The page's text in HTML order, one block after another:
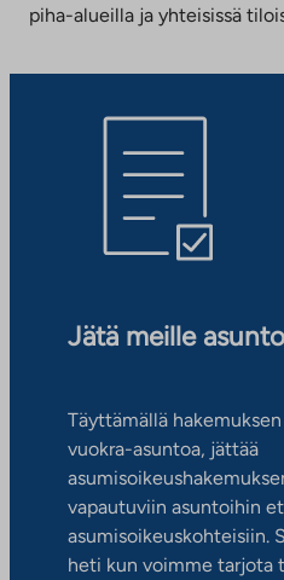
piha-alueilla ja yhteisissä
Jätä meille
Täyttämällä
vuokra-asuntoa, jättää
vapautuviin asuntoihin
asumisoikeuskohteisiin.
heti kun voimme tarjota